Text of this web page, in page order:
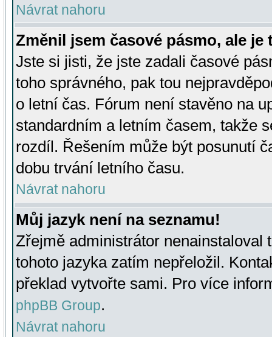
Návrat nahoru
Změnil jsem časové pásmo, ale je
Jste si jisti, že jste zadali časové
toho správného, pak tou
o letní čas. Fórum není stavěno na
standardním a letním časem, takže
rozdíl. Řešením může být posunutí
dobu trvání letního času.
Návrat nahoru
Můj jazyk není na seznamu!
Zřejmě administrátor nenainstaloval
tohoto jazyka zatím nepřeložil.
překlad vytvořte sami. Pro více
phpBB Group.
Návrat nahoru